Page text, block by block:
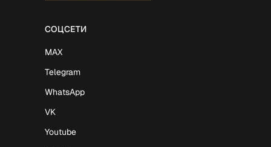
СОЦСЕТИ
MAX
Telegram
WhatsApp
VK
Youtube